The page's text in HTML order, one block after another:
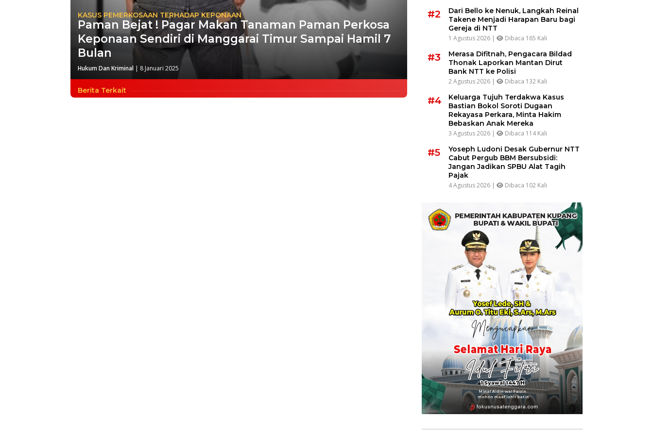
KASUS PEMERKOSAAN TERHADAP KEPONAAN
Paman Bejat ! Pagar Makan Tanaman Paman Perkosa
Keponaan Sendiri di Manggarai Timur Sampai Hamil 7
Bulan
Hukum Dan Kriminal 8 Januari 2025
Berita Terkait
#2
Dari Bello ke Nenuk, Langkah Reinal
Takene Menjadi Harapan Baru bagi
Gereja di NTT
1 Agustus 2026 | Dibaca 165 Kali
#3
Merasa Difitnah, Pengacara Bildad
Thonak Laporkan Mantan Dirut
Bank NTT ke Polisi
2 Agustus 2026 | Dibaca 132 Kali
#4
Keluarga Tujuh Terdakwa Kasus
Bastian Bokol Soroti Dugaan
Rekayasa Perkara, Minta Hakim
Bebaskan Anak Mereka
3 Agustus 2026 | Dibaca 114 Kali
#5
Yoseph Ludoni Desak Gubernur NTT
Cabut Pergub BBM Bersubsidi:
Jangan Jadikan SPBU Alat Tagih
Pajak
4 Agustus 2026 | Dibaca 102 Kali